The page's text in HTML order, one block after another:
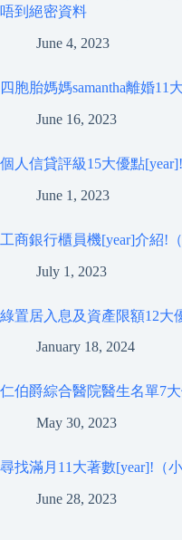
唔到絕密資料
June 4, 2023
四胞胎媽媽samantha離婚11
June 16, 2023
個人信貸評級15大優點
June 1, 2023
工商銀行櫃員機[year]介紹!
July 1, 2023
綠置居入息及資產限額12大
January 18, 2024
仁伯爵綜合醫院醫生名單7
May 30, 2023
尋找滿月11大著數[year]!（
June 28, 2023